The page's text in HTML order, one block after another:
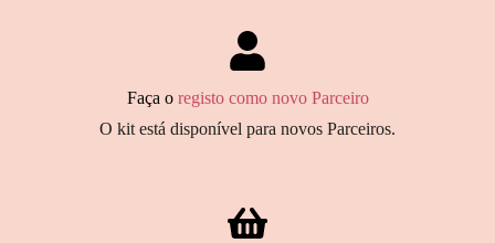
Faça o registo como novo Parceiro
O kit está disponível para novos Parceiros.